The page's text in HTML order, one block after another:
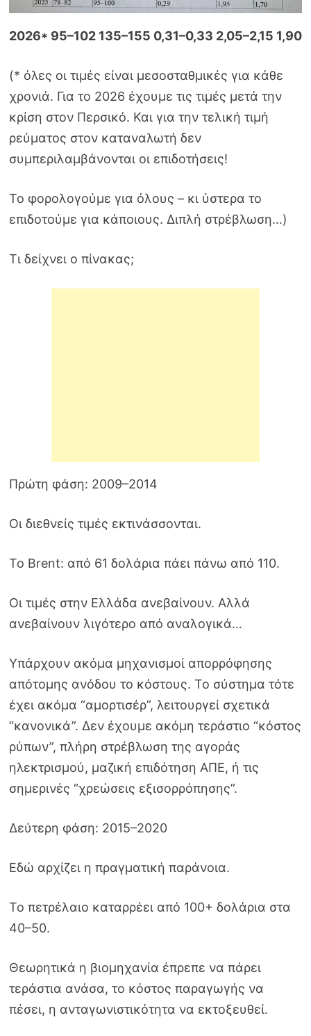
2026* 95–102 135–155 0,31–0,33 2,05–2,15 1,90
(* όλες οι τιμές είναι μεσοσταθμικές για κάθε
χρονιά. Για το 2026 έχουμε τις τιμές μετά την
κρίση στον Περσικό. Και για την τελική τιμή
ρεύματος στον καταναλωτή δεν
συμπεριλαμβάνονται οι επιδοτήσεις!
Το φορολογούμε για όλους – κι ύστερα το
επιδοτούμε για κάποιους. Διπλή στρέβλωση…)
Τι δείχνει ο πίνακας;
Πρώτη φάση: 2009–2014
Οι διεθνείς τιμές εκτινάσσονται.
Το Brent: από 61 δολάρια πάει πάνω από 110.
Οι τιμές στην Ελλάδα ανεβαίνουν. Αλλά
ανεβαίνουν λιγότερο από αναλογικά…
Υπάρχουν ακόμα μηχανισμοί απορρόφησης
απότομης ανόδου το κόστους. Το σύστημα τότε
έχει ακόμα “αμορτισέρ”, λειτουργεί σχετικά
“κανονικά”. Δεν έχουμε ακόμη τεράστιο “κόστος
ρύπων”, πλήρη στρέβλωση της αγοράς
ηλεκτρισμού, μαζική επιδότηση ΑΠΕ, ή τις
σημερινές “χρεώσεις εξισορρόπησης”.
Δεύτερη φάση: 2015–2020
Εδώ αρχίζει η πραγματική παράνοια.
Το πετρέλαιο καταρρέει από 100+ δολάρια στα
40–50.
Θεωρητικά η βιομηχανία έπρεπε να πάρει
τεράστια ανάσα, το κόστος παραγωγής να
πέσει, η ανταγωνιστικότητα να εκτοξευθεί.